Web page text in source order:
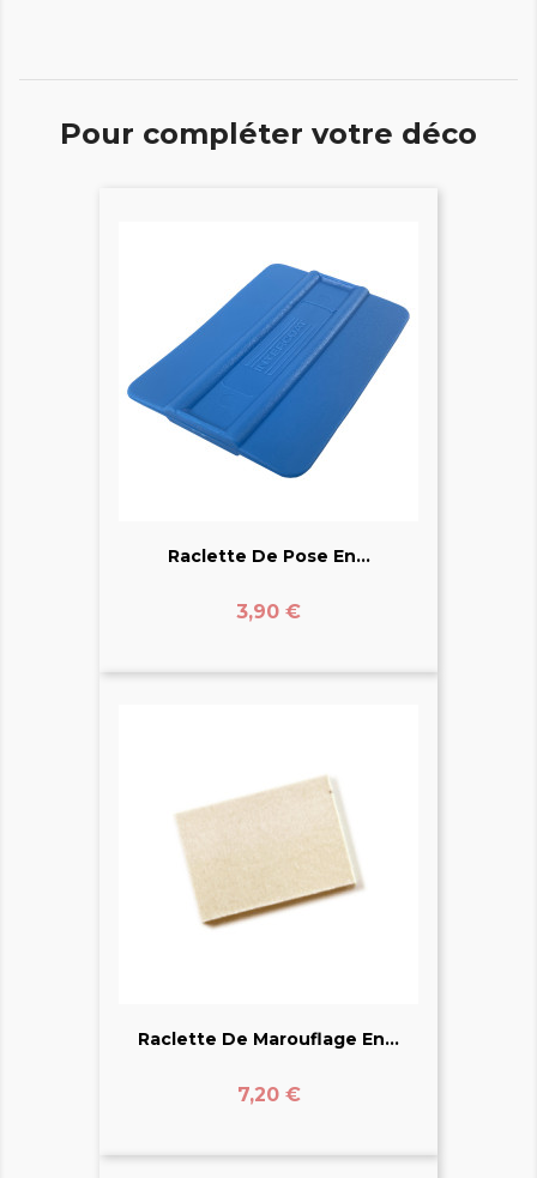
Pour compléter votre déco
Raclette De Pose En...
Prix
3,90 €
Raclette De Marouflage En...
Prix
7,20 €